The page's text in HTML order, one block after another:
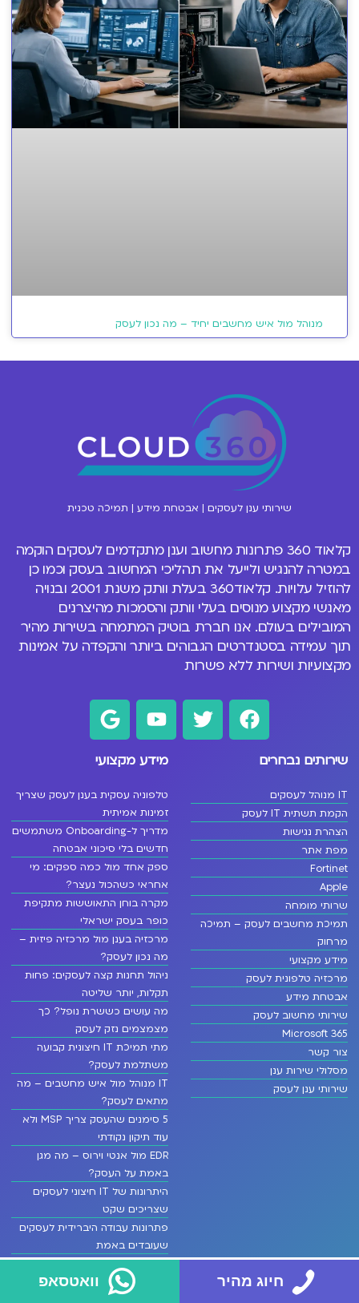
מנוהל מול איש מחשבים יחיד – מה נכון לעסק
שירותי ענן לעסקים | אבטחת מידע | תמיכה טכנית
קלאוד 360 פתרונות מחשוב וענן מתקדמים לעסקים הוקמה
במטרה להנגיש ולייעל את תהליכי המחשוב בעסק וכמו כן
להוזיל עלויות. קלאוד360 בעלת וותק משנת 2001 ובנויה
מאנשי מקצוע מנוסים בעלי וותק והסמכות מהיצרנים
המובילים בעולם. אנו חברת בוטיק המתמחה בשירות מהיר
תוך עמידה בסטנדרטים הגבוהים ביותר והקפדה על אמינות
מקצועיות ושירות ללא פשרות
שירותים נבחרים
IT מנוהל לעסקים
הקמת תשתית IT לעסק
הצהרת נגישות
מפת אתר
Fortinet
Apple
שרותי מומחה
תמיכת מחשבים לעסק – תמיכה
מרחוק
מידע מקצועי
מרכזיה טלפונית לעסק
אבטחת מידע
שירותי מחשוב לעסק
Microsoft 365
צור קשר
מסלולי שירות ענן
שירותי ענן לעסק
מידע מקצועי
טלפוניה עסקית בענן לעסק שצריך
זמינות אמיתית
מדריך ל-Onboarding משתמשים
חדשים בלי סיכוני אבטחה
ספק אחד מול כמה ספקים: מי
אחראי כשהכול נעצר?
מקרה בוחן התאוששות מתקיפת
כופר בעסק ישראלי
מרכזיה בענן מול מרכזיה פיזית –
מה נכון לעסק?
ניהול תחנות קצה לעסקים: פחות
תקלות, יותר שליטה
מה עושים כששרת נופל? כך
מצמצמים נזק לעסק
מתי תמיכת IT חיצונית קבועה
משתלמת לעסק?
IT מנוהל מול איש מחשבים – מה
מתאים לעסק?
5 סימנים שהעסק צריך MSP ולא
עוד תיקון נקודתי
EDR מול אנטי וירוס – מה מגן
באמת על העסק?
היתרונות של IT חיצוני לעסקים
שצריכים שקט
פתרונות עבודה היברידית לעסקים
שעובדים באמת
מיקור חוץ IT לעסקים שמחזיר
שליטה תפעולית
מנוהל מול איש מחשבים יחיד –
חיוג מהיר וואטסאפ